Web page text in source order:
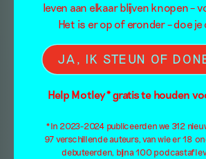
leven aan elkaar blijven knopen –
Het is er op of eronder – doe
JA, IK STEUN OF
Help Motley* gratis te houden
*In 2023-2024 publiceerden we 312
97 verschillende auteurs, van wie er 18
debuteerden, bijna 100